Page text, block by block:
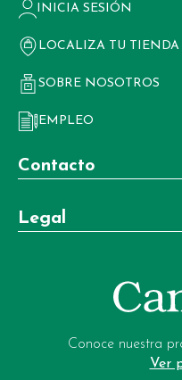
INICIA SESIÓN
LOCALIZA TU TIENDA
SOBRE NOSOTROS
EMPLEO
Contacto
Teléfono:
+34 981 22 97 83
+34 604 02 37 06
garrote-
Legal
Términos y condiciones
Política de privacidad
Conoce nuestra
Ver